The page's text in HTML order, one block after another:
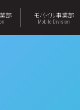
部 モバイル事業部
Mobile Division